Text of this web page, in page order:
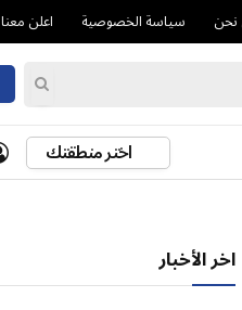
سياسة الخصوصية اعلن معنا
اختر منطقتك
اخر الأخبار